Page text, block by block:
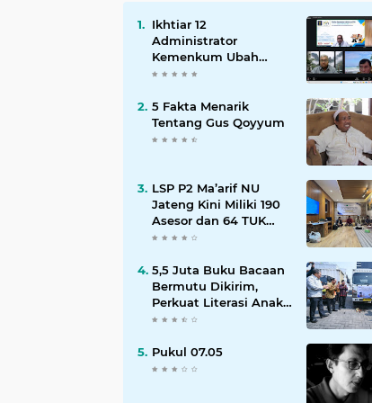
Ikhtiar 12
Administrator
Kemenkum Ubah
Pelayanan Hukum
5 Fakta Menarik
Tentang Gus Qoyyum
LSP P2 Ma’arif NU
Jateng Kini Miliki 190
Asesor dan 64 TUK
Terverifikasi
5,5 Juta Buku Bacaan
Bermutu Dikirim,
Perkuat Literasi Anak
Indonesia
Pukul 07.05